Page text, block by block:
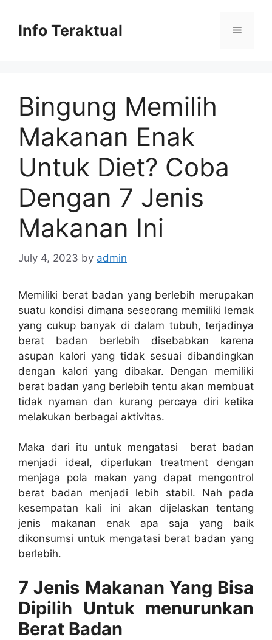
contentInfo Teraktual Menu
Bingung Memilih
Makanan Enak
Untuk Diet? Coba
Dengan 7 Jenis
Makanan Ini
July 4, 2023 by admin
Memiliki berat badan yang berlebih merupakan
suatu kondisi dimana seseorang memiliki lemak
yang cukup banyak di dalam tubuh, terjadinya
berat badan berlebih disebabkan karena
asupan kalori yang tidak sesuai dibandingkan
dengan kalori yang dibakar. Dengan memiliki
berat badan yang berlebih tentu akan membuat
tidak nyaman dan kurang percaya diri ketika
melakukan berbagai aktivitas.
Maka dari itu untuk mengatasi berat badan
menjadi ideal, diperlukan treatment dengan
menjaga pola makan yang dapat mengontrol
berat badan menjadi lebih stabil. Nah pada
kesempatan kali ini akan dijelaskan tentang
jenis makanan enak apa saja yang baik
dikonsumsi untuk mengatasi berat badan yang
berlebih.
7 Jenis Makanan Yang Bisa
Dipilih Untuk menurunkan
Berat Badan